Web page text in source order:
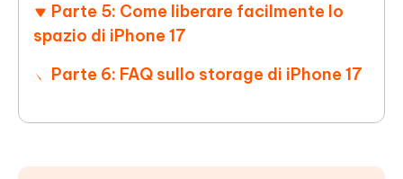
Parte 5: Come liberare facilmente lo
spazio di iPhone 17
Parte 6: FAQ sullo storage di iPhone 17